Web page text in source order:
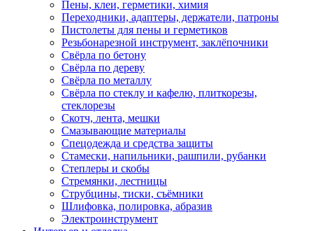
Пены, клеи, герметики, химия
Переходники, адаптеры, держатели, патроны
Пистолеты для пены и герметиков
Резьбонарезной инструмент, заклёпочники
Свёрла по бетону
Свёрла по дереву
Свёрла по металлу
Свёрла по стеклу и кафелю, плиткорезы,
стеклорезы
Скотч, лента, мешки
Смазывающие материалы
Спецодежда и средства защиты
Стамески, напильники, рашпили, рубанки
Степлеры и скобы
Стремянки, лестницы
Струбцины, тиски, съёмники
Шлифовка, полировка, абразив
Электроинструмент